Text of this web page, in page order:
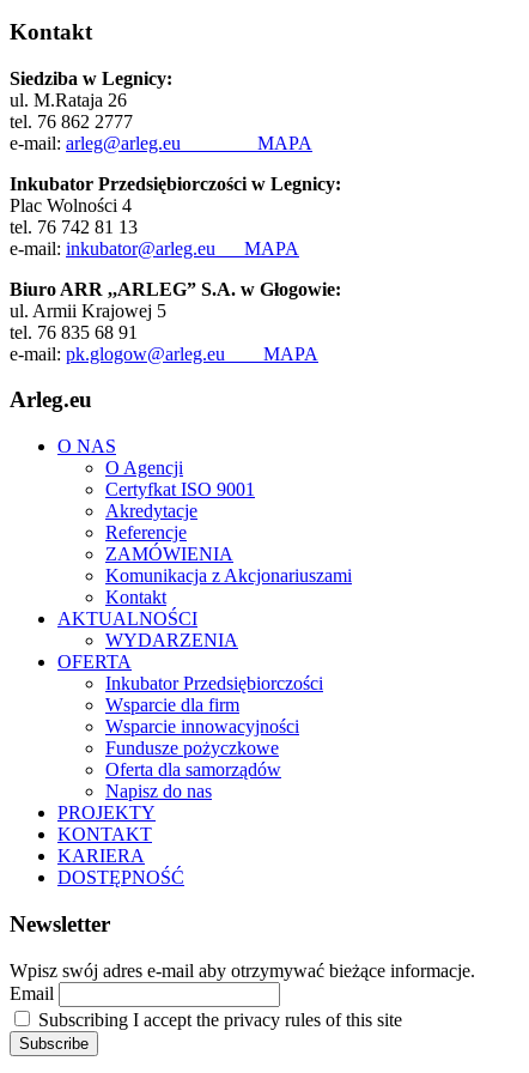
Kontakt
Siedziba w Legnicy:
ul. M.Rataja 26
tel. 76 862 2777
e-mail: arleg@arleg.eu MAPA
Inkubator Przedsiębiorczości w Legnicy:
Plac Wolności 4
tel. 76 742 81 13
e-mail: inkubator@arleg.eu MAPA
Biuro ARR ,,ARLEG” S.A. w Głogowie:
ul. Armii Krajowej 5
tel. 76 835 68 91
e-mail: pk.glogow@arleg.eu MAPA
Arleg.eu
O NAS
O Agencji
Certyfkat ISO 9001
Akredytacje
Referencje
ZAMÓWIENIA
Komunikacja z Akcjonariuszami
Kontakt
AKTUALNOŚCI
WYDARZENIA
OFERTA
Inkubator Przedsiębiorczości
Wsparcie dla firm
Wsparcie innowacyjności
Fundusze pożyczkowe
Oferta dla samorządów
Napisz do nas
PROJEKTY
KONTAKT
KARIERA
DOSTĘPNOŚĆ
Newsletter
Wpisz swój adres e-mail aby otrzymywać bieżące informacje.
Email
Subscribing I accept the privacy rules of this site